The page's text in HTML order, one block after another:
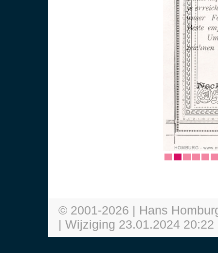
© 2001-2026 | Hans
| Wijziging 23.01.2024 20:22